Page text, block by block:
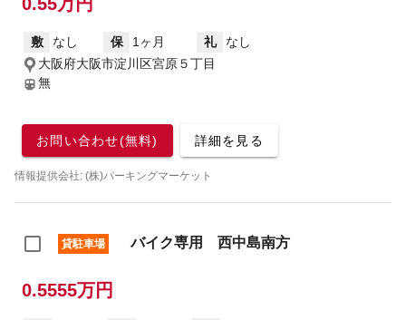
敷 なし 保 1ヶ月 礼
なし
大阪府大阪市淀川区宮原５丁目
無
お問い合わせ(無料) 詳細を見る
情報提供会社: (株)パーキングマーケット
貸駐車場 バイク専用 西中島南方
0.5555万円